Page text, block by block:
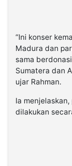
“Ini konser
Madura dan
sama
Sumatera dan
ujar Rahman.
Ia
dilakukan